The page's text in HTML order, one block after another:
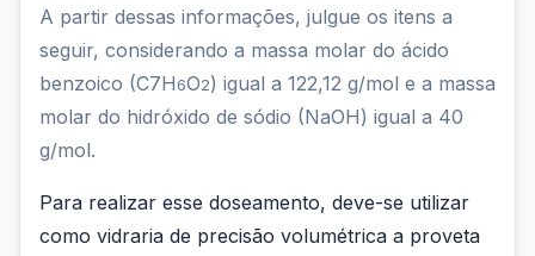
ácido
ben...
A partir dessas informações, julgue os itens a
seguir, considerando a massa molar do ácido
benzoico (C7H6O2) igual a 122,12 g/mol e a massa
molar do hidróxido de sódio (NaOH) igual a 40
g/mol.
Para realizar esse doseamento, deve-se utilizar
como vidraria de precisão volumétrica a proveta